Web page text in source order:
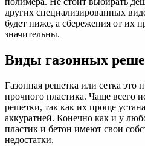
других специализированных
будет ниже, а сбережения от их
значительны.
Виды газонных
Газонная решетка или сетка это
прочного пластика. Чаще всего
решетки, так как их проще
аккуратней. Конечно как и у
пластик и бетон имеют свои
недостатки.